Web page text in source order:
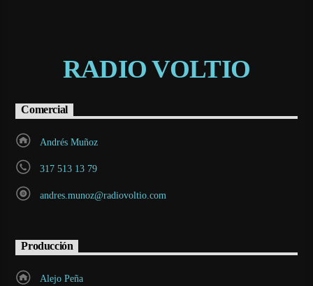
RADIO VOLTIO
Comercial
Andrés Muñoz
317 513 13 79
andres.munoz@radiovoltio.com
Producción
Alejo Peña